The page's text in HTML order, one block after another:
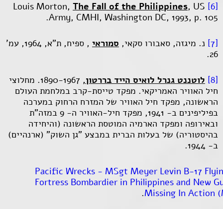
[6]
The Fall of the Philippines, US
Army, CMHI, Washington DC, 1993, p. 105.
[7] נ. מיגזה, סאבורו סקאי, סמוראי
, ספיח, ת"א, 1964, עמ'
26.
[8] לוטננט גנרל לואיס הייד בררטון,
1890-1967. מחלוצי
חיל האוויר האמריקאי. מפקד טייסת-קרב במלחמת העולם
הראשונה, מפקד חיל האוויר של המזרח הרחוק במערכה
בפיליפינים ב- 1941, מפקד חיל-האוויר ה- 9 במזה"ת
ובאירופה ומפקד הארמיה המוטסת הראשונה (והיחידה
בהיסטוריה) של בעלות הברית במבצע "גן השוק" (ארנהיים)
ב- 1944.
Pacific Wrecks - MSgt Meyer Levin B-17
Fortress Bombardier in Philippines and New
Missing In Action
.